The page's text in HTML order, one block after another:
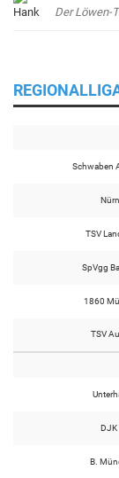
Der Löwen-
Schwaben
TSV
SpVgg
1860
TSV
DJK
B.